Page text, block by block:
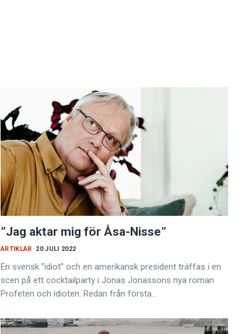
”Jag aktar mig för Åsa-Nisse”
20 JULI 2022
ARTIKLAR
En svensk ”idiot” och en amerikansk president träffas i en
scen på ett cocktailparty i Jonas Jonassons nya roman
Profeten och idioten. Redan från första…